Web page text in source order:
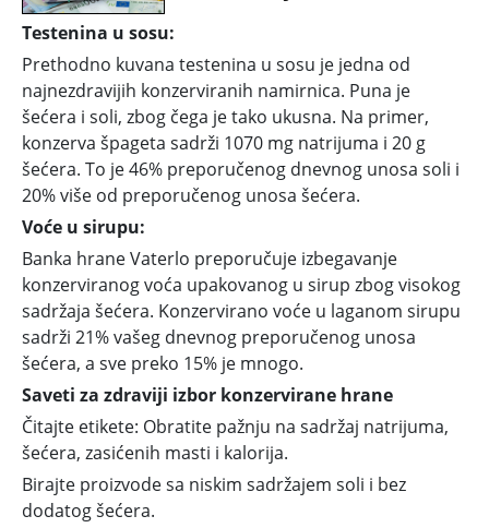
Testenina u sosu:
Prethodno kuvana testenina u sosu je jedna od
najnezdravijih konzerviranih namirnica. Puna je
šećera i soli, zbog čega je tako ukusna. Na primer,
konzerva špageta sadrži 1070 mg natrijuma i 20 g
šećera. To je 46% preporučenog dnevnog unosa soli i
20% više od preporučenog unosa šećera.
Voće u sirupu:
Banka hrane Vaterlo preporučuje izbegavanje
konzerviranog voća upakovanog u sirup zbog visokog
sadržaja šećera. Konzervirano voće u laganom sirupu
sadrži 21% vašeg dnevnog preporučenog unosa
šećera, a sve preko 15% je mnogo.
Saveti za zdraviji izbor konzervirane hrane
Čitajte etikete: Obratite pažnju na sadržaj natrijuma,
šećera, zasićenih masti i kalorija.
Birajte proizvode sa niskim sadržajem soli i bez
dodatog šećera.